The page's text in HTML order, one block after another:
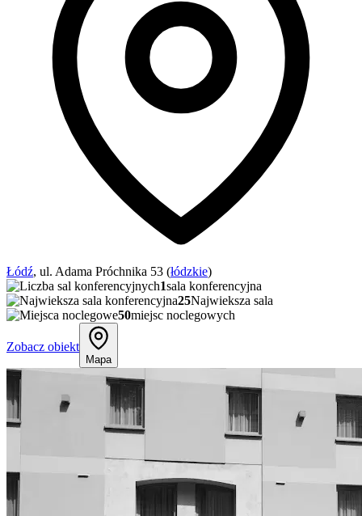
Łódź, ul. Adama Próchnika 53 (łódzkie)
1sala konferencyjna
25Najwieksza sala
50miejsc noclegowych
Zobacz obiekt
Mapa